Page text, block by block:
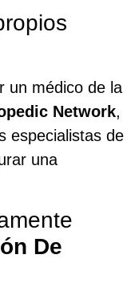
un médico de la
Network,
especialistas de
una
De